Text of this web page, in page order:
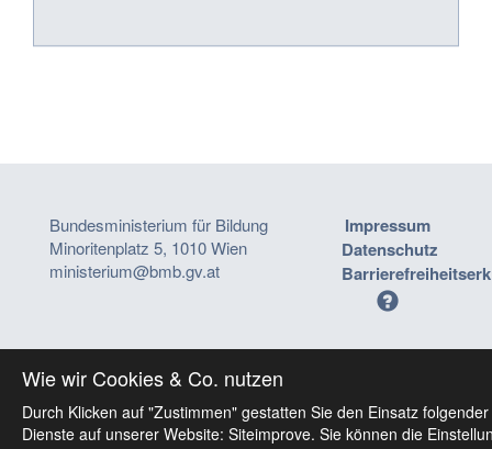
Bundesministerium für Bildung
Minoritenplatz 5, 1010 Wien
ministerium@bmb.gv.at
Impressum
Datenschutz
Wie wir Cookies & Co. nutzen
Durch Klicken auf "Zustimmen" gestatten Sie den Einsatz folgender
Dienste auf unserer Website: Siteimprove. Sie können die